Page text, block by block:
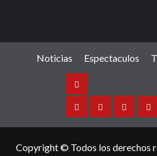
Noticias Espectaculos
Noticias
SinaloaNacional
Copyright © Todos los derechos